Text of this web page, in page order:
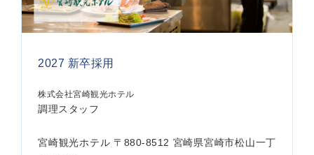
2027 新卒採用
株式会社宮崎観光ホテル
調理スタッフ
宮崎観光ホテル 〒880-8512 宮崎県宮崎市松山一丁